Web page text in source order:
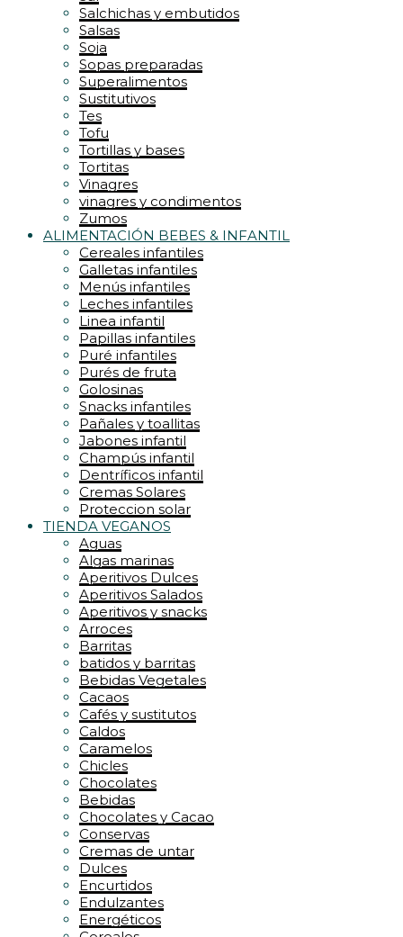
Salchichas y embutidos
Salsas
Soja
Sopas preparadas
Superalimentos
Sustitutivos
Tes
Tofu
Tortillas y bases
Tortitas
Vinagres
vinagres y condimentos
Zumos
ALIMENTACIÓN BEBES & INFANTIL
Cereales infantiles
Galletas infantiles
Menús infantiles
Leches infantiles
Linea infantil
Papillas infantiles
Puré infantiles
Purés de fruta
Golosinas
Snacks infantiles
Pañales y toallitas
Jabones infantil
Champús infantil
Dentríficos infantil
Cremas Solares
Proteccion solar
TIENDA VEGANOS
Aguas
Algas marinas
Aperitivos Dulces
Aperitivos Salados
Aperitivos y snacks
Arroces
Barritas
batidos y barritas
Bebidas Vegetales
Cacaos
Cafés y sustitutos
Caldos
Caramelos
Chicles
Chocolates
Bebidas
Chocolates y Cacao
Conservas
Cremas de untar
Dulces
Encurtidos
Endulzantes
Energéticos